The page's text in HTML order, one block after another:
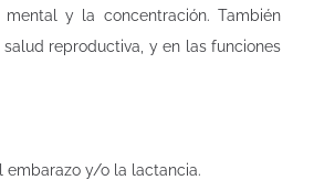
y la concentración. También
reproductiva, y en las funciones
embarazo y/o la lactancia.